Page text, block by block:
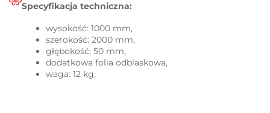
Specyfikacja techniczna:
wysokość: 1000 mm,
szerokość: 2000 mm,
głębokość: 50 mm,
dodatkowa folia odblaskowa,
waga: 12 kg.